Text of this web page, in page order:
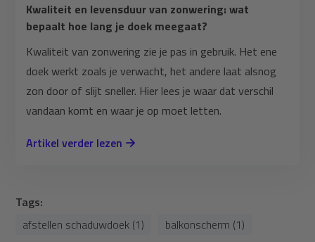
Kwaliteit en levensduur van zonwering: wat
bepaalt hoe lang je doek meegaat?
Kwaliteit van zonwering zie je pas in gebruik. Het ene
doek werkt zoals je verwacht, het andere laat alsnog
zon door of slijt sneller. Hier lees je waar dat verschil
vandaan komt en waar je op moet letten.
Artikel verder lezen
Tags:
afstellen schaduwdoek (1)
balkonscherm (1)